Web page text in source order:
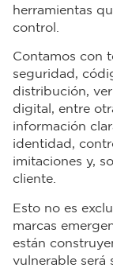
herramientas
control.
Contamos con
seguridad,
distribución,
digital, entre
información
identidad,
imitaciones y,
cliente.
Esto no es
marcas
están
vulnerable será